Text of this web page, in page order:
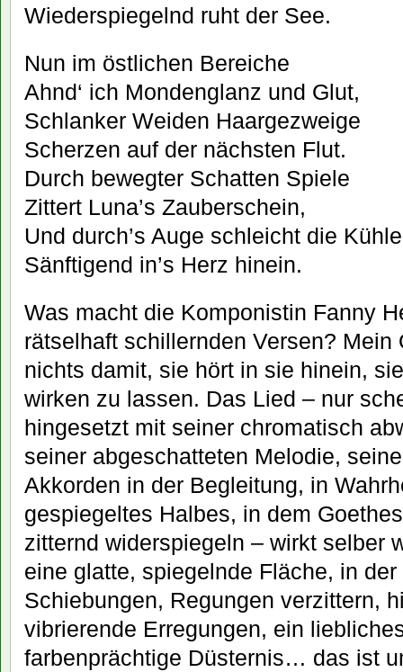
Wiederspiegelnd ruht der See.
Nun im östlichen Bereiche
Ahnd‘ ich Mondenglanz und Glut,
Schlanker Weiden Haargezweige
Scherzen auf der nächsten Flut.
Durch bewegter Schatten Spiele
Zittert Luna’s Zauberschein,
Und durch’s Auge schleicht die Kühle
Sänftigend in’s Herz hinein.
Was macht die Komponistin Fanny
rätselhaft schillernden Versen?
nichts damit, sie hört in sie hinein,
wirken zu lassen. Das Lied – nur
hingesetzt mit seiner chromatisch
seiner abgeschatteten Melodie,
Akkorden in der Begleitung, in
gespiegeltes Halbes, in dem
zitternd widerspiegeln – wirkt selber
eine glatte, spiegelnde Fläche, in
Schiebungen, Regungen verzittern,
vibrierende Erregungen, ein
farbenprächtige Düsternis… das ist